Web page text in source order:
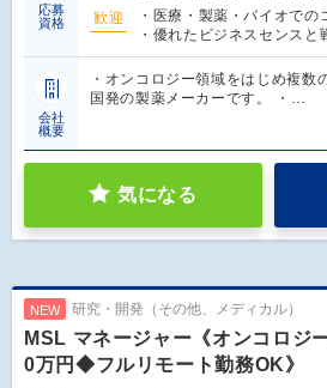
応募
資格
歓迎
・医療・製薬・バイオで
・優れたビジネスセンスと
会社
概要
・オンコロジー領域をはじめ複数
国発の製薬メーカーです。 ・…
気になる
NEW 研究・開発（その他、メディカル）
MSL マネージャー《オンコロジ
0万円◆フルリモート勤務OK》